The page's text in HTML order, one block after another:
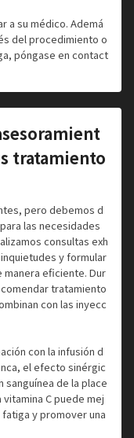
a su médico. Ademá
del procedimiento o
póngase en contact
tratamiento
pero debemos d
las necesidades
consultas exh
y formular
eficiente. Dur
tratamiento
con las inyecc
con la infusión d
el efecto sinérgic
sanguínea de la place
C puede mej
y promover una